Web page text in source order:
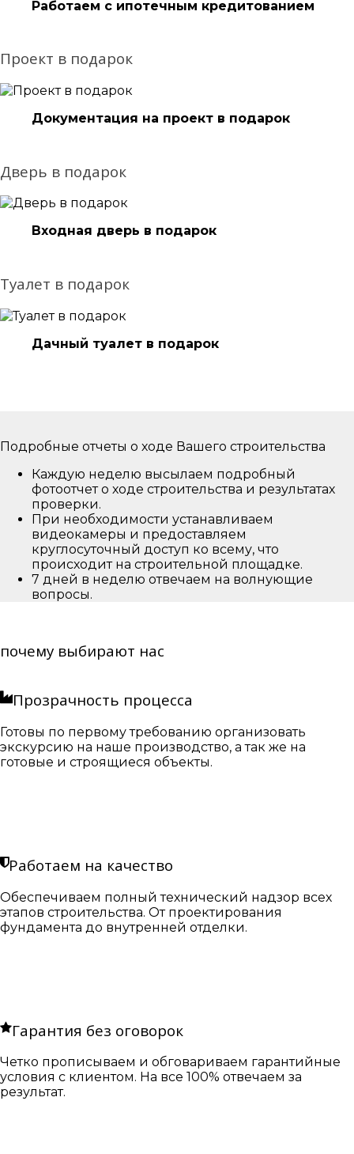
Работаем с ипотечным кредитованием
Проект в подарок
Документация на проект в подарок
Дверь в подарок
Входная дверь в подарок
Туалет в подарок
Дачный туалет в подарок
Подробные отчеты о ходе Вашего строительства
Каждую неделю высылаем подробный
фотоотчет о ходе строительства и результатах
проверки.
При необходимости устанавливаем
видеокамеры и предоставляем
круглосуточный доступ ко всему, что
происходит на строительной площадке.
7 дней в неделю отвечаем на волнующие
вопросы.
почему выбирают нас
Прозрачность процесса
Готовы по первому требованию организовать
экскурсию на наше производство, а так же на
готовые и строящиеся объекты.
Работаем на качество
Обеспечиваем полный технический надзор всех
этапов строительства. От проектирования
фундамента до внутренней отделки.
Гарантия без оговорок
Четко прописываем и обговариваем гарантийные
условия с клиентом. На все 100% отвечаем за
результат.